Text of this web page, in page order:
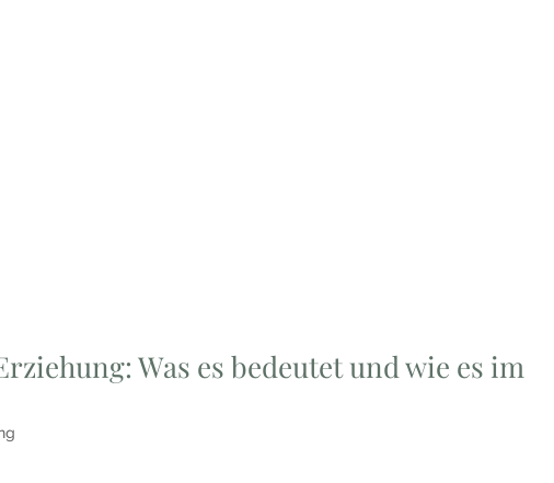
Was es bedeutet und wie es im